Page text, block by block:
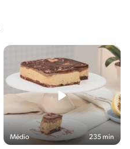
Médio 235 min